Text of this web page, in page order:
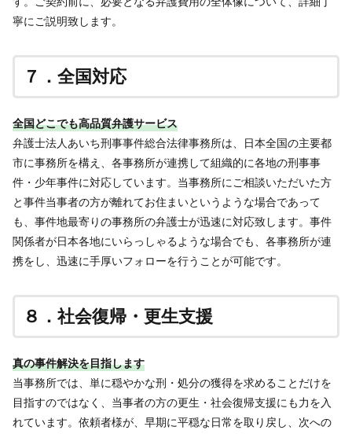
寧にご説明致します。
７．全国対応
全国どこでも高品質弁護サービス
弁護士法人あいち刑事事件総合法律事務所は、日本全国の主要都
市に事務所を構え、各事務所が連携して組織的に各地の刑事事
件・少年事件に対応しています。当事務所にご相談いただいた方
と事件当事者の方が離れてお住まいというような場合であって
も、事件地最寄りの事務所の弁護士が迅速に対応致します。事件
関係者が日本各地にいらっしゃるような場合でも、各事務所が連
携をし、迅速に手厚いフォローを行うことが可能です。
８．社会復帰・更生支援
真の事件解決を目指します
当事務所では、単に穏やかな刑・処分の獲得を求めることだけを
目指すのではなく、当事者の方の更生・社会復帰支援にも力を入
れています。依頼者様が、早期に平穏な日常を取り戻し、次への